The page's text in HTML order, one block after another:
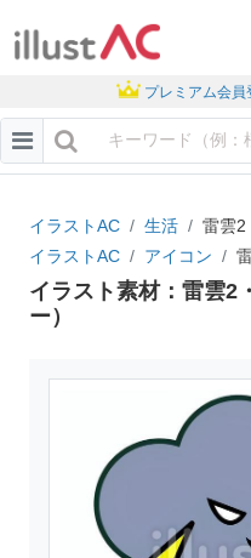
プレミアム会員
イラストAC 生活
雷雲2
イラストAC
アイコン
イラスト素材：雷雲2
ー）